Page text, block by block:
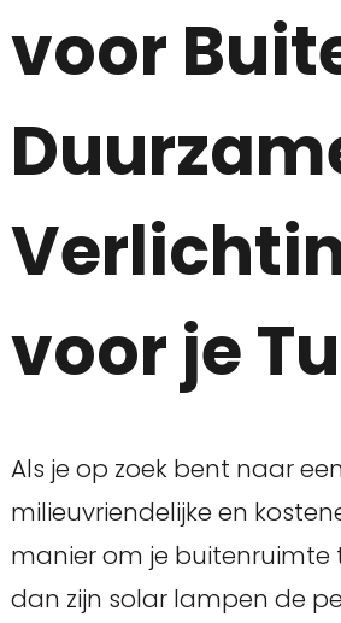
voor
voor je
Als je op zoek bent naar
milieuvriendelijke en
manier om je buitenruimte
dan zijn solar lampen de